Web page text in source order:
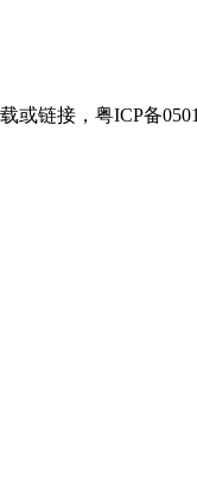
或链接，粤ICP备